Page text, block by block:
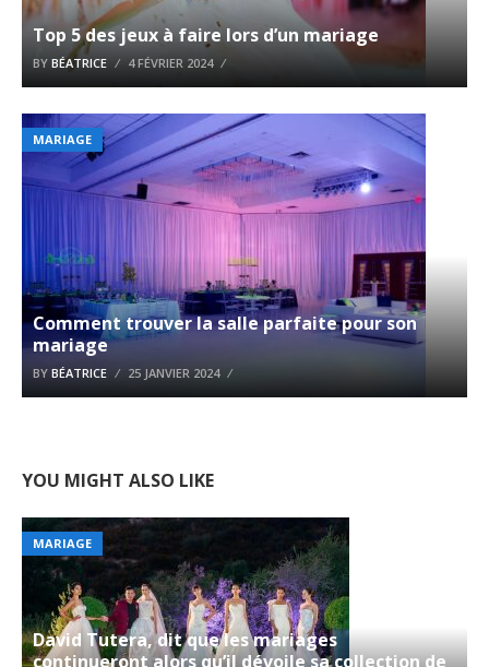
Top 5 des jeux à faire lors d’un mariage
BY BÉATRICE 4 FÉVRIER 2024
MARIAGE
Comment trouver la salle parfaite pour son
mariage
BY BÉATRICE 25 JANVIER 2024
YOU MIGHT ALSO LIKE
MARIAGE
David Tutera, dit que les mariages
continueront alors qu’il dévoile sa collection de